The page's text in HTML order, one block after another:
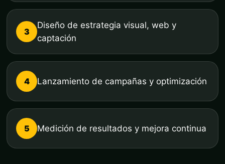
3
Diseño de estrategia visual, web y
captación
4 Lanzamiento de campañas y optimización
5 Medición de resultados y mejora continua